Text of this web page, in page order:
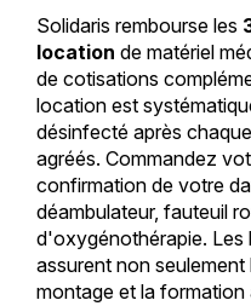
Solidaris rembourse les
location de matériel
de cotisations
location est
désinfecté après
agréés. Commandez
confirmation de votre
déambulateur, fauteuil
d'oxygénothérapie. Les
assurent non seulement
montage et la formation